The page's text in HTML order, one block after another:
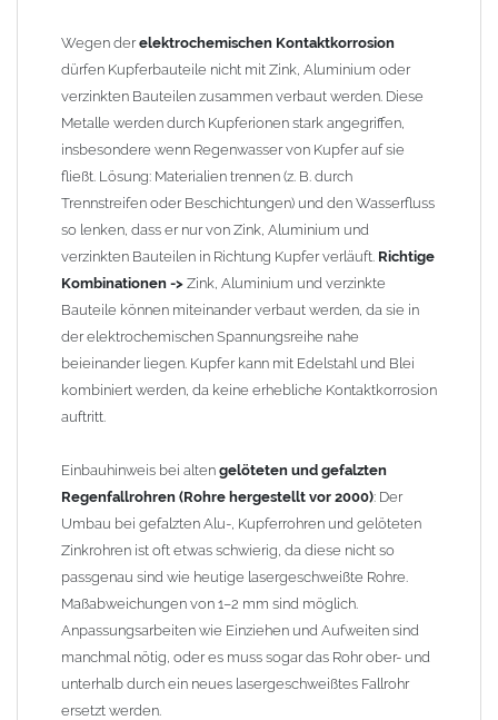
Zusammenbau von
: Der direkte Zusammenbau von Metall- und
Wandstärken nur eingeschränkt möglich. Zu diesem Zweck
führen wir einige Adapter in unserem Sortiment. Bei Fragen
stehen wir Ihnen gern zur Verfügung.
Wegen derelektrochemischen Kontaktkorrosion
dürfen Kupferbauteile nicht mit Zink, Aluminium oder
verzinkten Bauteilen zusammen verbaut werden. Diese
Metalle werden durch Kupferionen stark angegriffen,
insbesondere wenn Regenwasser von Kupfer auf sie
fließt. Lösung: Materialien trennen (z. B. durch
Trennstreifen oder Beschichtungen) und den Wasserfluss
so lenken, dass er nur von Zink, Aluminium und
verzinkten Bauteilen in Richtung Kupfer verläuft. Richtige
Kombinationen -> Zink, Aluminium und verzinkte
Bauteile können miteinander verbaut werden, da sie in
der elektrochemischen Spannungsreihe nahe
beieinander liegen. Kupfer kann mit Edelstahl und Blei
kombiniert werden, da keine erhebliche Kontaktkorrosion
auftritt.
Einbauhinweis bei alten gelöteten und gefalzten
Regenfallrohren (Rohre hergestellt vor 2000): Der
Umbau bei gefalzten Alu-, Kupferrohren und gelöteten
Zinkrohren ist oft etwas schwierig, da diese nicht so
passgenau sind wie heutige lasergeschweißte Rohre.
Maßabweichungen von 1–2 mm sind möglich.
Anpassungsarbeiten wie Einziehen und Aufweiten sind
manchmal nötig, oder es muss sogar das Rohr ober- und
unterhalb durch ein neues lasergeschweißtes Fallrohr
ersetzt werden.